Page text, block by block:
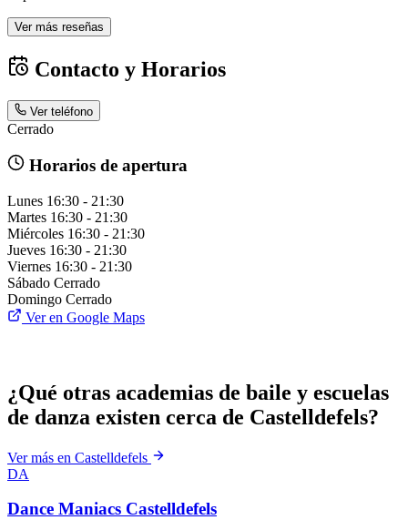
Ver más reseñas
Contacto y Horarios
Ver teléfono
Cerrado
Horarios de apertura
Lunes 16:30 - 21:30
Martes 16:30 - 21:30
Miércoles 16:30 - 21:30
Jueves 16:30 - 21:30
Viernes 16:30 - 21:30
Sábado Cerrado
Domingo Cerrado
Ver en Google Maps
¿Qué otras academias de baile y escuelas
de danza existen cerca de Castelldefels?
Ver más en Castelldefels
DA
Dance Maniacs Castelldefels